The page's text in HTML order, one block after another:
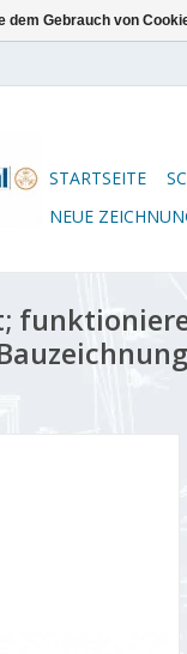
STARTSEITE
NEUE
Gebrauch von